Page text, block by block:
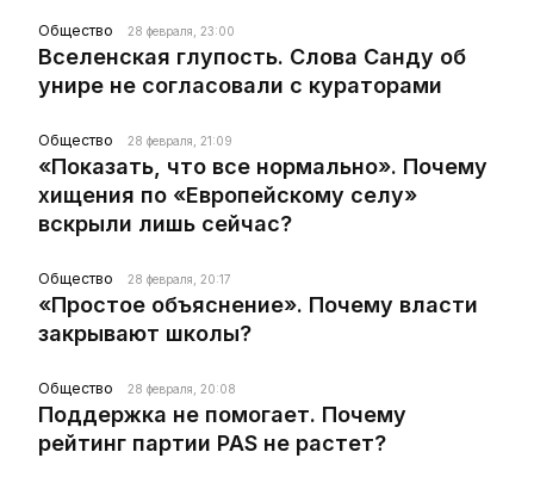
Общество 28 февраля, 23:00
Вселенская глупость. Слова Санду об
унире не согласовали с кураторами
Общество 28 февраля, 21:09
«Показать, что все нормально». Почему
хищения по «Европейскому селу»
вскрыли лишь сейчас?
Общество 28 февраля, 20:17
«Простое объяснение». Почему власти
закрывают школы?
Общество 28 февраля, 20:08
Поддержка не помогает. Почему
рейтинг партии PAS не растет?